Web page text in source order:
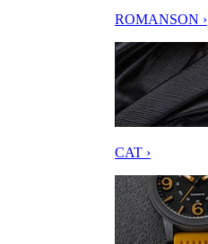
ROMANSON ›
CAT ›